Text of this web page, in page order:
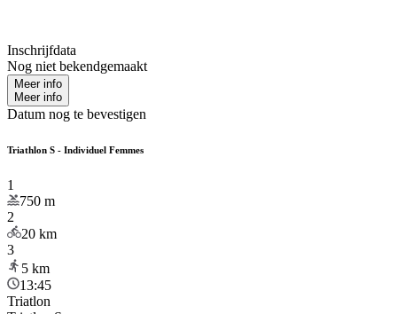
Inschrijfdata
Nog niet bekendgemaakt
Meer info
Meer info
Datum nog te bevestigen
Triathlon S - Individuel Femmes
1
750 m
2
20 km
3
5 km
13:45
Triatlon